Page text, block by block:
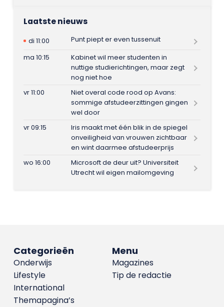
Laatste nieuws
di 11:00
Punt piept er even tussenuit
ma 10:15
Kabinet wil meer studenten in
nuttige studierichtingen, maar zegt
nog niet hoe
vr 11:00
Niet overal code rood op Avans:
sommige afstudeerzittingen gingen
wel door
vr 09:15
Iris maakt met één blik in de spiegel
onveiligheid van vrouwen zichtbaar
en wint daarmee afstudeerprijs
wo 16:00
Microsoft de deur uit? Universiteit
Utrecht wil eigen mailomgeving
Menu
Magazines
Tip de redactie
Categorieën
Onderwijs
Lifestyle
International
Themapagina’s